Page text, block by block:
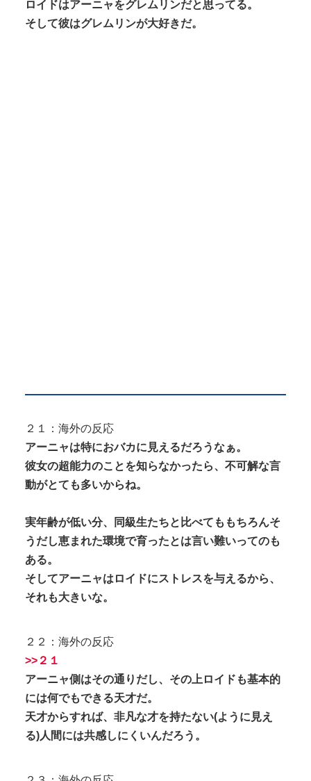
ロイドはアーニャをグレムリンだと思ってる。
そして彼はグレムリンが大好きだ。
２１：海外の反応
アーニャは特におバカに見えるだろうなぁ。
彼女の超能力のことを知らなかったら、不可解な言
動がとても多いからね。
実年齢が低い分、同級生たちと比べてももちろんそ
うだし恵まれた環境で育ったとは言い難いってのも
ある。
そしてアーニャはロイドにストレスを与えるから、
それも大きいな。
２２：海外の反応
>>２１
アーニャ側はその通りだし、その上ロイドも基本的
には何でもできる天才だ。
天才からすれば、非凡な才を持たない(ように見え
る)人間には共感しにくいんだろう。